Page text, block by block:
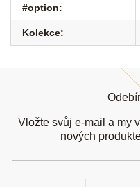
#option:
Kolekce:
Vložte svůj e-mail a my
nových